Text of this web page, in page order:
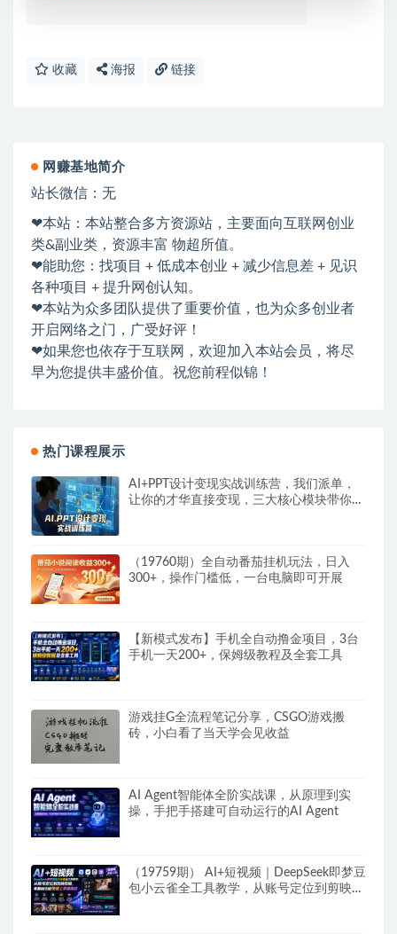
收藏 海报 链接
网赚基地简介
站长微信：无
❤本站：本站整合多方资源站，主要面向互联网创业
类&副业类，资源丰富 物超所值。
❤能助您：找项目 + 低成本创业 + 减少信息差 + 见识
各种项目 + 提升网创认知。
❤本站为众多团队提供了重要价值，也为众多创业者
开启网络之门，广受好评！
❤如果您也依存于互联网，欢迎加入本站会员，将尽
早为您提供丰盛价值。祝您前程似锦！
热门课程展示
AI+PPT设计变现实战训练营，我们派单，
让你的才华直接变现，三大核心模块带你构
（19760期）全自动番茄挂机玩法，日入
300+，操作门槛低，一台电脑即可开展
【新模式发布】手机全自动撸金项目，3台
手机一天200+，保姆级教程及全套工具
游戏挂G全流程笔记分享，CSGO游戏搬
砖，小白看了当天学会见收益
AI Agent智能体全阶实战课，从原理到实
操，手把手搭建可自动运行的AI Agent
（19759期） AI+短视频｜DeepSeek即梦豆
包小云雀全工具教学，从账号定位到剪映剪